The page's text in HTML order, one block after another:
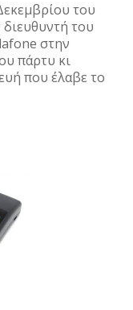
του
του
στην
πάρτυ κι
που έλαβε το